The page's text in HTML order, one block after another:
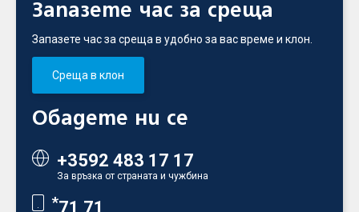
Запазете час за среща
Запазете час за среща в удобно за вас време и клон.
Среща в клон
Обадете ни се
+3592 483 17 17
За връзка от страната и чужбина
*71 71